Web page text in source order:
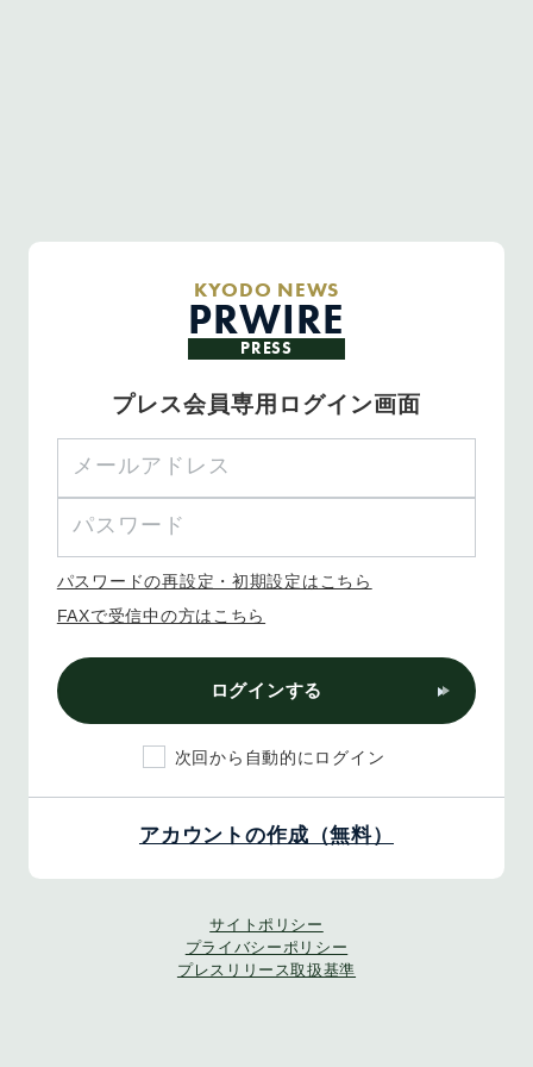
KYODO NEWS
PRWIRE
PRESS
プレス会員専用ログイン画面
パスワードの再設定・初期設定はこちら
FAXで受信中の方はこちら
ログインする
次回から自動的にログイン
アカウントの作成（無料）
サイトポリシー
プライバシーポリシー
プレスリリース取扱基準